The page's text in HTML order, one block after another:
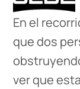
En el
que dos
ver que